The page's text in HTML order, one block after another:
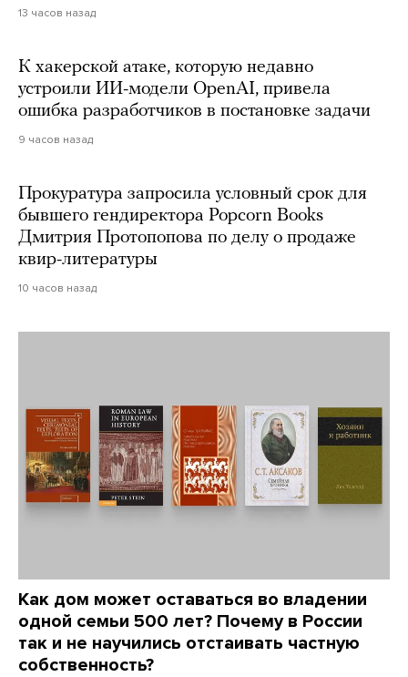
13 часов назад
К хакерской атаке, которую недавно
устроили ИИ-модели OpenAI, привела
ошибка разработчиков в постановке задачи
9 часов назад
Прокуратура запросила условный срок для
бывшего гендиректора Popcorn Books
Дмитрия Протопопова по делу о продаже
квир-литературы
10 часов назад
Как дом может оставаться во владении
одной семьи 500 лет? Почему в России
так и не научились отстаивать частную
собственность?